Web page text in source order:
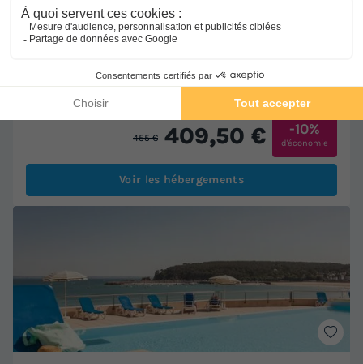
- TV - BBQ - Ménage* - 35m2 + terrasse couverte de 14m2
455 € 409,50 € -10%
d'économie
Voir les hébergements